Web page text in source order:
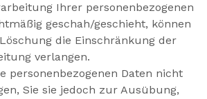
Ihrer personenbezogenen
geschah/geschieht, können
die Einschränkung der
verlangen.
personenbezogenen Daten nicht
Sie sie jedoch zur Ausübung,